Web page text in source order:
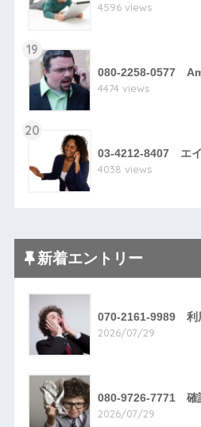
4596 views
19
080-2258-0577
4474 views
20
03-4212-8407 エ
4038 views
新着エントリー
070-2161-9989 利
2026/07/29
080-9726-7771 確
2026/07/29